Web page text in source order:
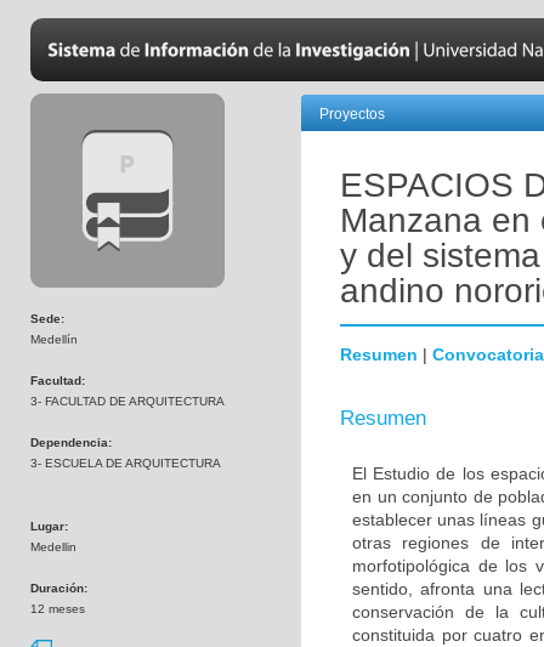
Sede:
Medellín
Facultad:
3- FACULTAD DE ARQUITECTURA
Dependencia:
3- ESCUELA DE ARQUITECTURA
Lugar:
Medellin
Duración:
12 meses
Proyectos
ESPACIOS
Manzana en
y del
andino
Resumen | Convocatoria
Resumen
El Estudio de los
en un conjunto de
establecer unas líneas
otras regiones de
morfotipológica de los
sentido, afronta una
conservación de la
constituida por cuatro